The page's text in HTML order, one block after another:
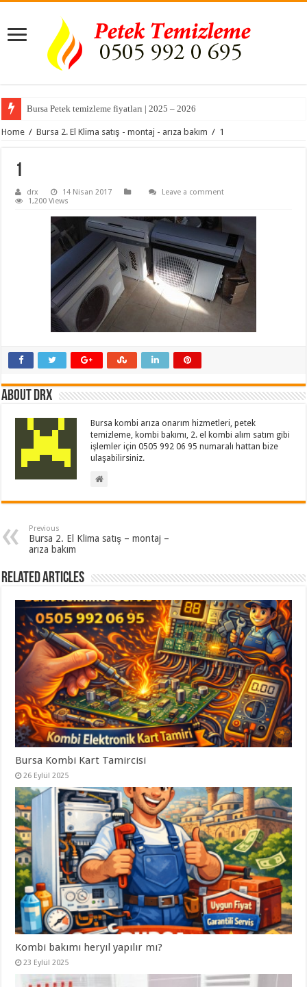
Bursa Petek temizleme fiyatları | 2025 – 2026
Home / Bursa 2. El Klima satış - montaj - arıza bakım / 1
1
drx 14 Nisan 2017
Leave a comment
1,200 Views
About drx
Bursa kombi arıza onarım hizmetleri, petek
temizleme, kombi bakımı, 2. el kombi alım satım gibi
işlemler için 0505 992 06 95 numaralı hattan bize
ulaşabilirsiniz.
Previous
Bursa 2. El Klima satış – montaj –
arıza bakım
Related Articles
Bursa Kombi Kart Tamircisi
26 Eylül 2025
Kombi bakımı heryıl yapılır mı?
23 Eylül 2025